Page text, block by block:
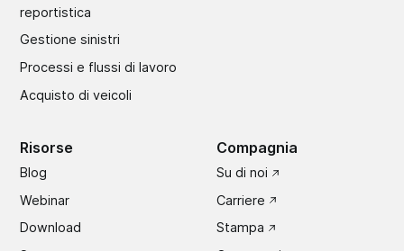
reportistica
Gestione sinistri
Processi e flussi di lavoro
Acquisto di veicoli
Risorse
Blog
Webinar
Download
Compagnia
Su di noi
Carriere
Stampa